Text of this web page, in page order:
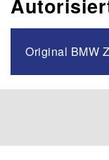
Original BMW